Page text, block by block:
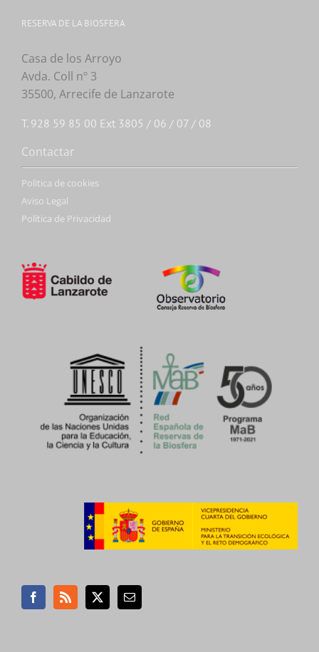
RESERVA DE LA BIOSFERA
Casa de los Arroyo
Avda. Coll nº 3
35500, Arrecife de Lanzarote
T. 928 59 85 00 Ext 3805 / 06 / 07 / 08
Contactar
Politica de cookies
Aviso Legal
Política de Privacidad